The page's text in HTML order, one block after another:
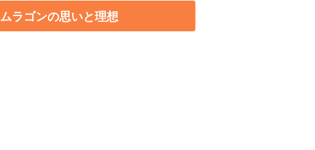
ムラゴンの思いと理想